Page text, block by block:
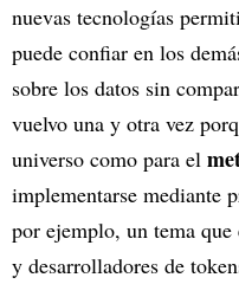
nuevas tecnologías
puede confiar en los
sobre los datos sin
vuelvo una y otra vez
universo como para el
implementarse mediante
por ejemplo, un tema que
y desarrolladores de